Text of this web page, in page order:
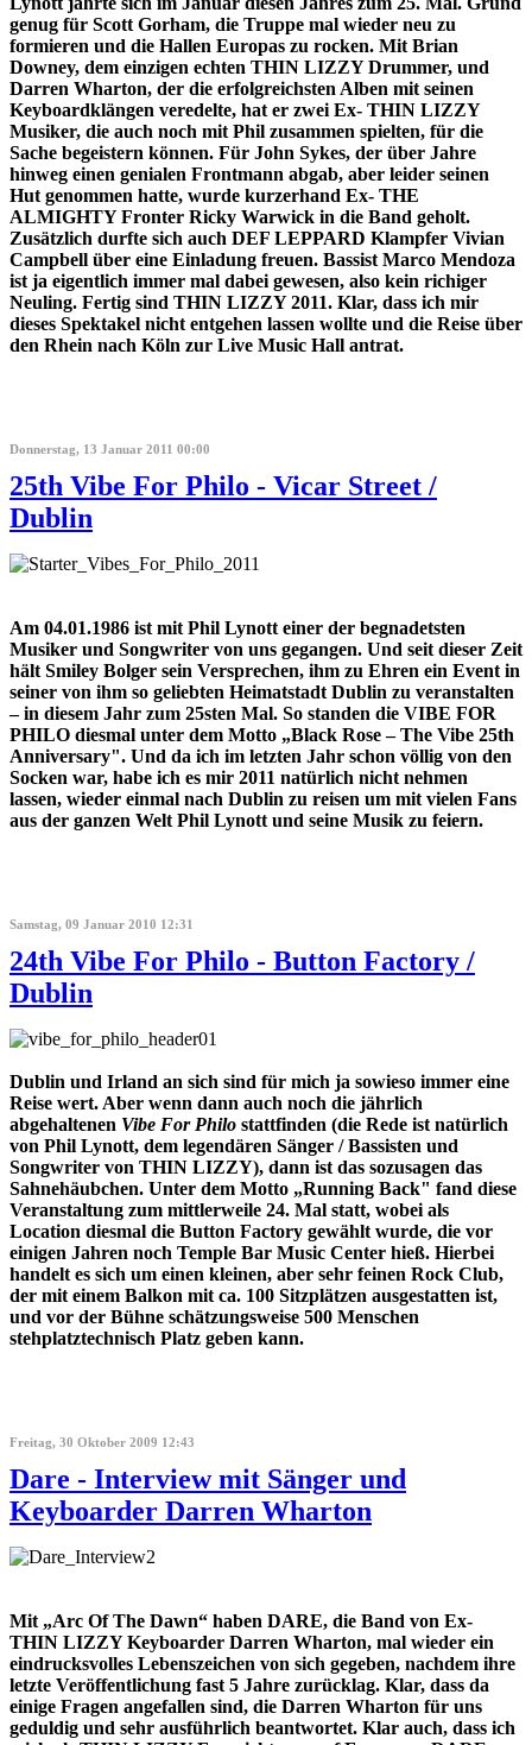
genug für Scott Gorham, die Truppe mal wieder neu zu
formieren und die Hallen Europas zu rocken. Mit Brian
Downey, dem einzigen echten THIN LIZZY Drummer, und
Darren Wharton, der die erfolgreichsten Alben mit seinen
Keyboardklängen veredelte, hat er zwei Ex- THIN LIZZY
Musiker, die auch noch mit Phil zusammen spielten, für die
Sache begeistern können. Für John Sykes, der über Jahre
hinweg einen genialen Frontmann abgab, aber leider seinen
Hut genommen hatte, wurde kurzerhand Ex- THE
ALMIGHTY Fronter Ricky Warwick in die Band geholt.
Zusätzlich durfte sich auch DEF LEPPARD Klampfer Vivian
Campbell über eine Einladung freuen. Bassist Marco Mendoza
ist ja eigentlich immer mal dabei gewesen, also kein richiger
Neuling. Fertig sind THIN LIZZY 2011. Klar, dass ich mir
dieses Spektakel nicht entgehen lassen wollte und die Reise über
den Rhein nach Köln zur Live Music Hall antrat.
Donnerstag, 13 Januar 2011 00:00
25th Vibe For Philo - Vicar Street /
Dublin
Am 04.01.1986 ist mit Phil Lynott einer der begnadetsten
Musiker und Songwriter von uns gegangen. Und seit dieser Zeit
hält Smiley Bolger sein Versprechen, ihm zu Ehren ein Event in
seiner von ihm so geliebten Heimatstadt Dublin zu veranstalten
– in diesem Jahr zum 25sten Mal. So standen die VIBE FOR
PHILO diesmal unter dem Motto „Black Rose – The Vibe 25th
Anniversary". Und da ich im letzten Jahr schon völlig von den
Socken war, habe ich es mir 2011 natürlich nicht nehmen
lassen, wieder einmal nach Dublin zu reisen um mit vielen Fans
aus der ganzen Welt Phil Lynott und seine Musik zu feiern.
Samstag, 09 Januar 2010 12:31
24th Vibe For Philo - Button Factory /
Dublin
Dublin und Irland an sich sind für mich ja sowieso immer eine
Reise wert. Aber wenn dann auch noch die jährlich
abgehaltenen Vibe For Philo stattfinden (die Rede ist natürlich
von Phil Lynott, dem legendären Sänger / Bassisten und
Songwriter von THIN LIZZY), dann ist das sozusagen das
Sahnehäubchen. Unter dem Motto „Running Back" fand diese
Veranstaltung zum mittlerweile 24. Mal statt, wobei als
Location diesmal die Button Factory gewählt wurde, die vor
einigen Jahren noch Temple Bar Music Center hieß. Hierbei
handelt es sich um einen kleinen, aber sehr feinen Rock Club,
der mit einem Balkon mit ca. 100 Sitzplätzen ausgestatten ist,
und vor der Bühne schätzungsweise 500 Menschen
stehplatztechnisch Platz geben kann.
Freitag, 30 Oktober 2009 12:43
Dare - Interview mit Sänger und
Keyboarder Darren Wharton
Mit „Arc Of The Dawn“ haben DARE, die Band von Ex-
THIN LIZZY Keyboarder Darren Wharton, mal wieder ein
eindrucksvolles Lebenszeichen von sich gegeben, nachdem ihre
letzte Veröffentlichung fast 5 Jahre zurücklag. Klar, dass da
einige Fragen angefallen sind, die Darren Wharton für uns
geduldig und sehr ausführlich beantwortet. Klar auch, dass ich